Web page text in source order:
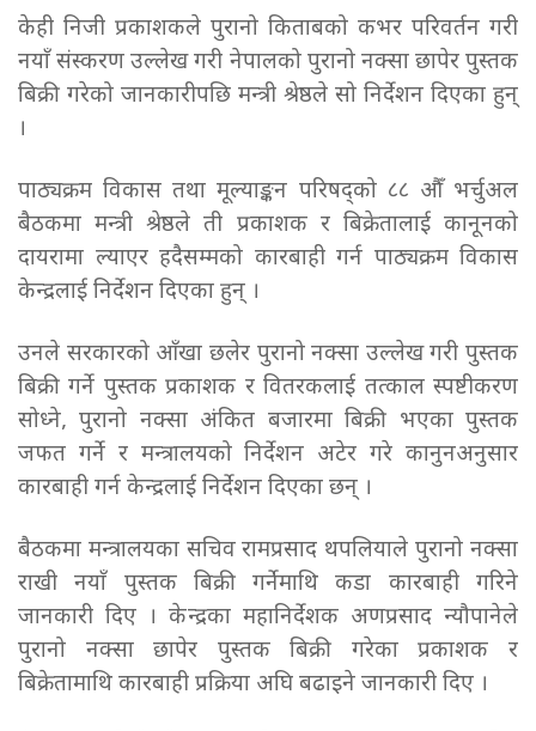
केही निजी प्रकाशकले पुरानो किताबको कभर परिवर्तन गरी
नयाँ संस्करण उल्लेख गरी नेपालको पुरानो नक्सा छापेर पुस्तक
बिक्री गरेको जानकारीपछि मन्त्री श्रेष्ठले सो निर्देशन दिएका हुन्
।
पाठ्यक्रम विकास तथा मूल्याङ्कन परिषद्को ८८ औँ भर्चुअल
बैठकमा मन्त्री श्रेष्ठले ती प्रकाशक र बिक्रेतालाई कानूनको
दायरामा ल्याएर हदैसम्मको कारबाही गर्न पाठ्यक्रम विकास
केन्द्रलाई निर्देशन दिएका हुन् ।
उनले सरकारको आँखा छलेर पुरानो नक्सा उल्लेख गरी पुस्तक
बिक्री गर्ने पुस्तक प्रकाशक र वितरकलाई तत्काल स्पष्टीकरण
सोध्ने, पुरानो नक्सा अंकित बजारमा बिक्री भएका पुस्तक
जफत गर्ने र मन्त्रालयको निर्देशन अटेर गरे कानुनअनुसार
कारबाही गर्न केन्द्रलाई निर्देशन दिएका छन् ।
बैठकमा मन्त्रालयका सचिव रामप्रसाद थपलियाले पुरानो नक्सा
राखी नयाँ पुस्तक बिक्री गर्नेमाथि कडा कारबाही गरिने
जानकारी दिए । केन्द्रका महानिर्देशक अणप्रसाद न्यौपानेले
पुरानो नक्सा छापेर पुस्तक बिक्री गरेका प्रकाशक र
बिक्रेतामाथि कारबाही प्रक्रिया अघि बढाइने जानकारी दिए ।